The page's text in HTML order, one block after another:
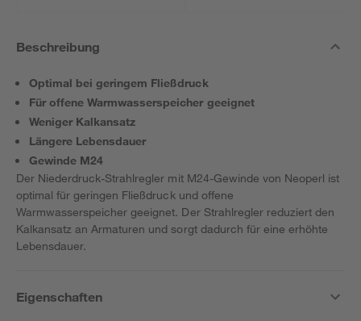
Beschreibung
Optimal bei geringem Fließdruck
Für offene Warmwasserspeicher geeignet
Weniger Kalkansatz
Längere Lebensdauer
Gewinde M24
Der Niederdruck-Strahlregler mit M24-Gewinde von Neoperl ist
optimal für geringen Fließdruck und offene
Warmwasserspeicher geeignet. Der Strahlregler reduziert den
Kalkansatz an Armaturen und sorgt dadurch für eine erhöhte
Lebensdauer.
Eigenschaften